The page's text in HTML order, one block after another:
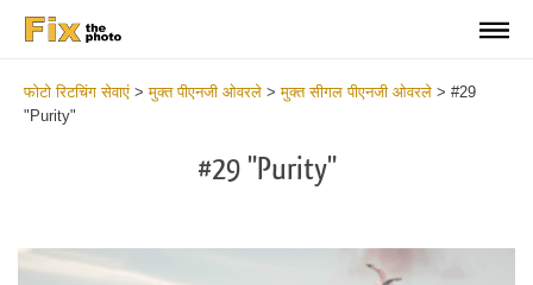
फोटो रिटचिंग सेवाएं >मुक्त पीएनजी ओवरले >मुक्त सीगल पीएनजी ओवरले > #29
"Purity"
#29 "Purity"